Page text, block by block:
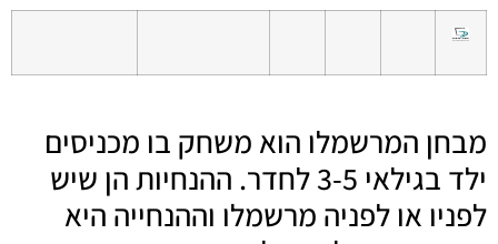
מבחן המרשמלו הוא משחק בו מכניסים
ילד בגילאי 3-5 לחדר. ההנחיות הן שיש
לפניו או לפניה מרשמלו וההנחייה היא